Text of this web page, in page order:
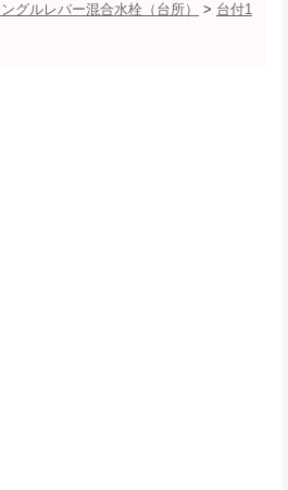
グルレバー混合水栓（台所） > 台付1